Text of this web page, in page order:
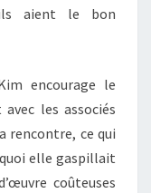
aient le bon
encourage le
les associés
rencontre, ce qui
elle gaspillait
coûteuses